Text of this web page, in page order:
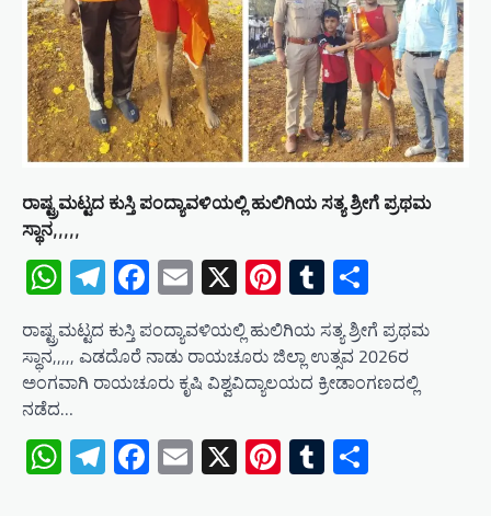
ರಾಷ್ಟ್ರಮಟ್ಟದ ಕುಸ್ತಿ ಪಂದ್ಯಾವಳಿಯಲ್ಲಿ ಹುಲಿಗಿಯ ಸತ್ಯ ಶ್ರೀಗೆ ಪ್ರಥಮ
ಸ್ಥಾನ,,,,,
WhatsApp
Telegram
Facebook
Email
X Pinterest
Tumblr
ರಾಷ್ಟ್ರಮಟ್ಟದ ಕುಸ್ತಿ ಪಂದ್ಯಾವಳಿಯಲ್ಲಿ ಹುಲಿಗಿಯ ಸತ್ಯ ಶ್ರೀಗೆ ಪ್ರಥಮ
ಸ್ಥಾನ,,,,, ಎಡದೊರೆ ನಾಡು ರಾಯಚೂರು ಜಿಲ್ಲಾ ಉತ್ಸವ 2026ರ
ಅಂಗವಾಗಿ ರಾಯಚೂರು ಕೃಷಿ ವಿಶ್ವವಿದ್ಯಾಲಯದ ಕ್ರೀಡಾಂಗಣದಲ್ಲಿ
ನಡೆದ…
WhatsApp
Telegram
Facebook
Email
X Pinterest
Tumblr